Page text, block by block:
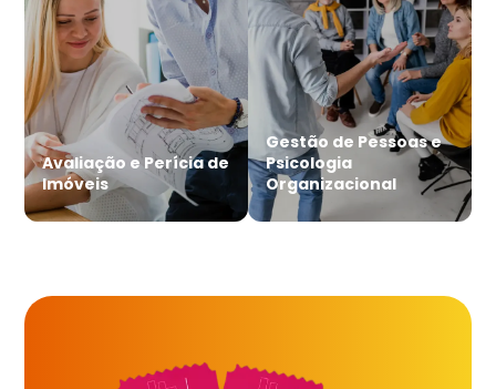
Avaliação e Perícia de
Imóveis
Gestão de Pessoas e
Psicologia
Organizacional